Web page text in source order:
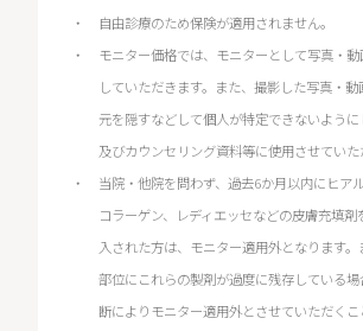
自由診療のため保険が適用されません。
モニター価格では、モニターとして写真・
していただきます。また、撮影した写真・
元を隠すなどして個人が特定できないように
及びカウンセリング資料等に使用させていた
当院・他院を問わず、過去6か月以内にヒア
コラーゲン、レディエッセなどの皮膚充填剤
入された方は、モニター適用外となります
部位にこれらの製剤が過度に残存している
断によりモニター適用外とさせていただくこ